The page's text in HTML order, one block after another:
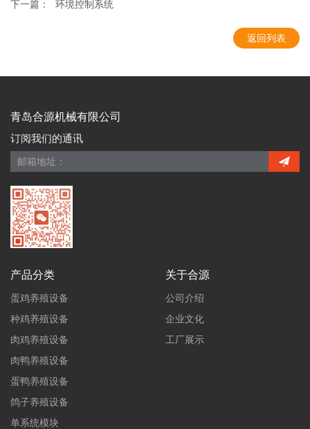
下一篇： 环境控制系统
返回列表
青岛合源机械有限公司
订阅我们的通讯
产品分类
蛋鸡养殖设备
种鸡养殖设备
肉鸡养殖设备
肉鸭养殖设备
蛋鸭养殖设备
鸽子养殖设备
单系统模块
关于合源
公司介绍
企业文化
工厂展示